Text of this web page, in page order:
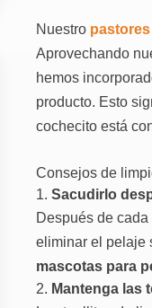
Nuestro
Aprovechando
hemos
producto. Esto
cochecito está
Consejos de
1. Sacudirlo
Después de
eliminar el pelaje
mascotas para
2. Mantenga las